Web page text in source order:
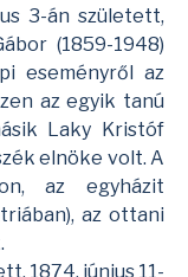
3-án született,
(1859-1948)
eseményről az
az egyik tanú
Laky Kristóf
elnöke volt. A
az egyházit
az ottani
1874. június 11-